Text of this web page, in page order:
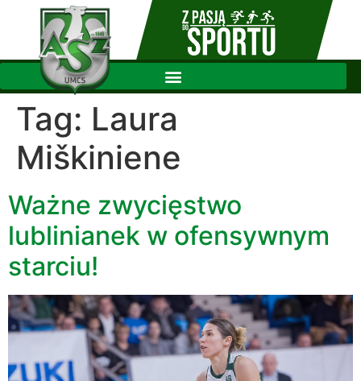
Tag: Laura
Miškiniene
Ważne zwycięstwo
lublinianek w ofensywnym
starciu!